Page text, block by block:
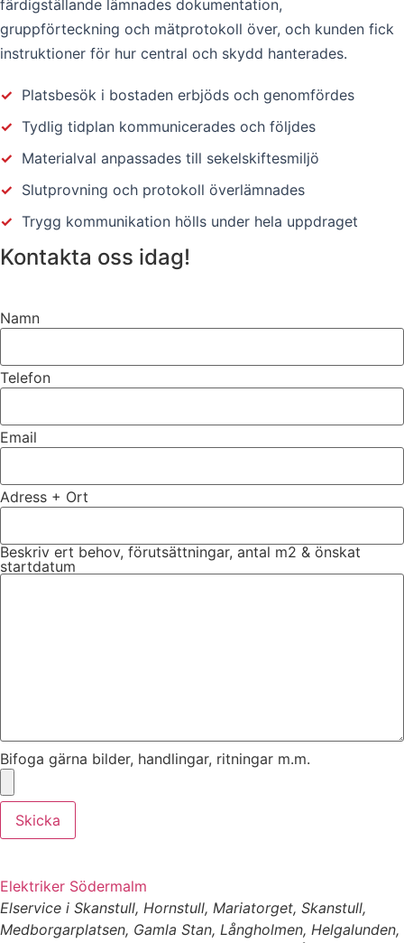
färdigställande lämnades dokumentation,
gruppförteckning och mätprotokoll över, och kunden fick
instruktioner för hur central och skydd hanterades.
✓ Platsbesök i bostaden erbjöds och genomfördes
✓ Tydlig tidplan kommunicerades och följdes
✓ Materialval anpassades till sekelskiftesmiljö
✓ Slutprovning och protokoll överlämnades
✓ Trygg kommunikation hölls under hela uppdraget
Kontakta oss idag!
Namn
Telefon
Email
Adress + Ort
Beskriv ert behov, förutsättningar, antal m2 & önskat
startdatum
Bifoga gärna bilder, handlingar, ritningar m.m.
Skicka
Elektriker Södermalm
Elservice i Skanstull, Hornstull, Mariatorget, Skanstull,
Medborgarplatsen, Gamla Stan, Långholmen, Helgalunden,